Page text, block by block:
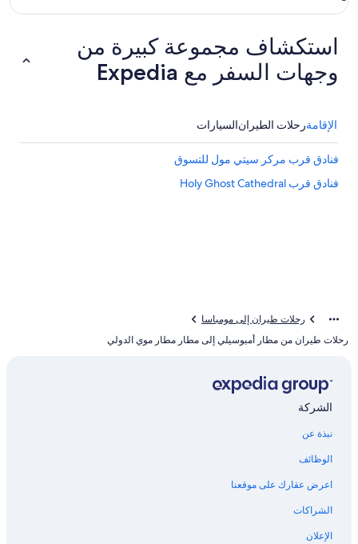
استكشاف مجموعة كبيرة من
وجهات السفر مع Expedia
الإقامةرحلات الطيرانالسيارات
فنادق قرب مركر سيتي مول للتسوق
فنادق قرب Holy Ghost Cathedral
رحلات طيران إلى مومباسا
رحلات طيران من مطار أمبوسيلي إلى مطار مطار موي الدولي
الشركة
نبذة عن
الوظائف
اعرض عقارك على موقعنا
الشراكات
الإعلان